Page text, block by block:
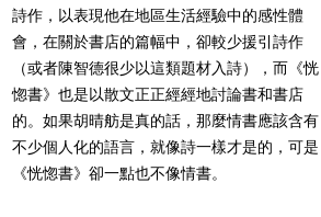
詩作，以表現他在地區生活經驗中的感性體
會，在關於書店的篇幅中，卻較少援引詩作
（或者陳智德很少以這類題材入詩），而《恍
惚書》也是以散文正正經經地討論書和書店
的。如果胡晴舫是真的話，那麼情書應該含有
不少個人化的語言，就像詩一樣才是的，可是
《恍惚書》卻一點也不像情書。